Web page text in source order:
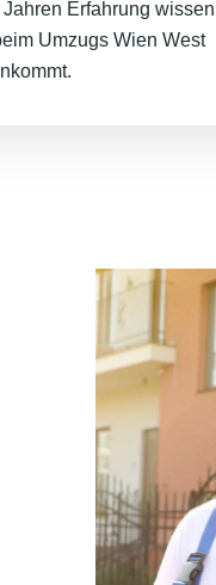
Jahren Erfahrung wissen
Umzugs Wien West